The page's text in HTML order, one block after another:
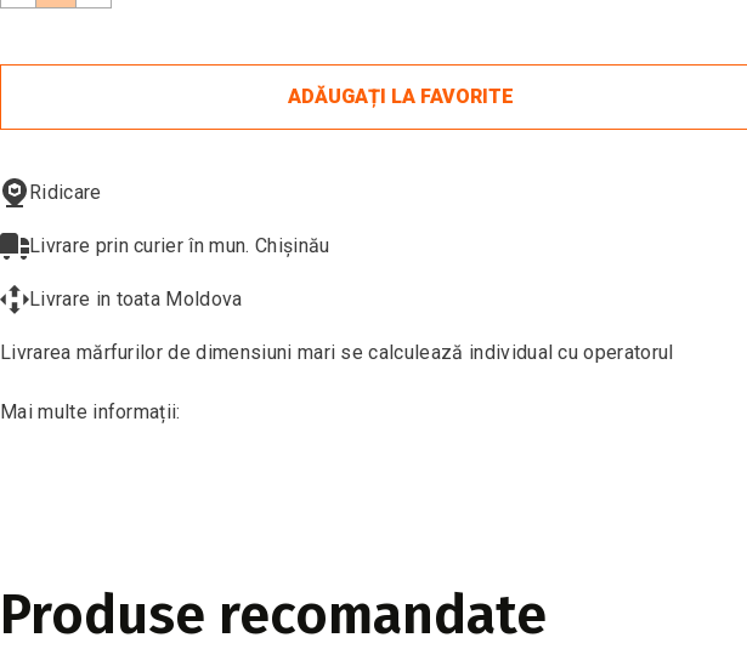
ADĂUGAȚI LA FAVORITE
Ridicare
Livrare prin curier în mun. Chișinău
Livrare in toata Moldova
Livrarea mărfurilor de dimensiuni mari se calculează individual cu operatorul
Mai multe informații:
Produse recomandate